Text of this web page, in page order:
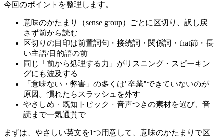
今回のポイントを整理します。
意味のかたまり（sense group）ごとに区切り、訳し戻
さず前から読む
区切りの目印は前置詞句・接続詞・関係詞・that節・長
い主語/目的語の前
同じ「前から処理する力」がリスニング・スピーキン
グにも波及する
「意味ない・弊害」の多くは"卒業"できていないのが
原因。慣れたらスラッシュを外す
やさしめ・既知トピック・音声つきの素材を選び、音
読まで一気通貫で
まずは、やさしい英文を1つ用意して、意味のかたまりで区